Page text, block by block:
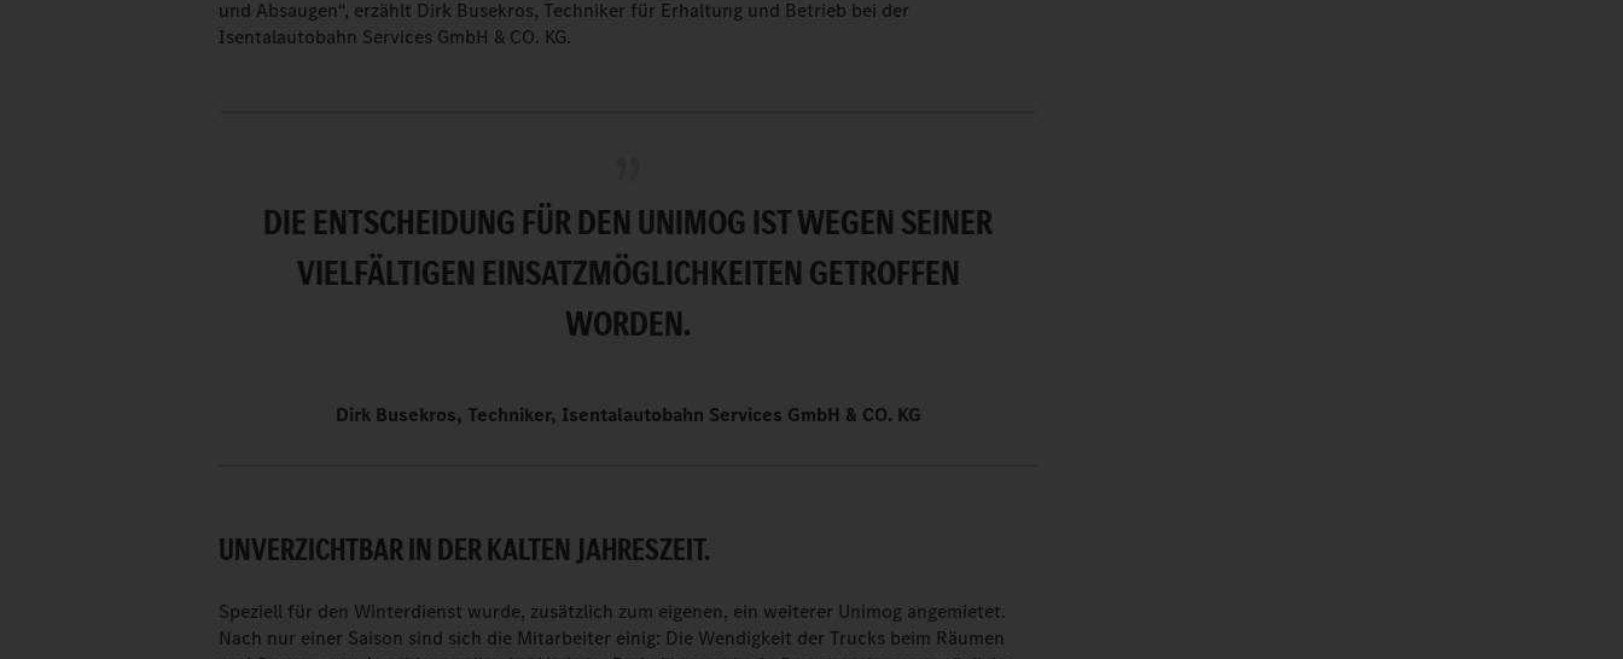
und Absaugen“, erzählt Dirk Busekros, Techniker für Erhaltung und Betrieb bei der
Isentalautobahn Services GmbH & CO. KG.
DIE ENTSCHEIDUNG FÜR DEN UNIMOG IST WEGEN SEINER
VIELFÄLTIGEN EINSATZMÖGLICHKEITEN GETROFFEN
WORDEN.
Dirk Busekros, Techniker, Isentalautobahn Services GmbH & CO. KG
UNVERZICHTBAR IN DER KALTEN JAHRESZEIT.
Speziell für den Winterdienst wurde, zusätzlich zum eigenen, ein weiterer Unimog angemietet.
Nach nur einer Saison sind sich die Mitarbeiter einig: Die Wendigkeit der Trucks beim Räumen